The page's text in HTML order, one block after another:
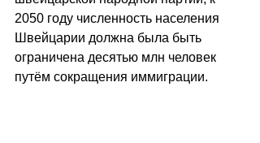
2050 году численность населения
Швейцарии должна была быть
ограничена десятью млн человек
путём сокращения иммиграции.